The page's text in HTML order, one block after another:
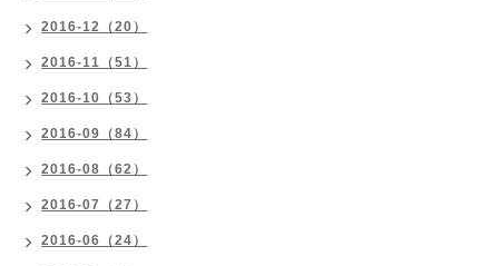
2016-12（20）
2016-11（51）
2016-10（53）
2016-09（84）
2016-08（62）
2016-07（27）
2016-06（24）